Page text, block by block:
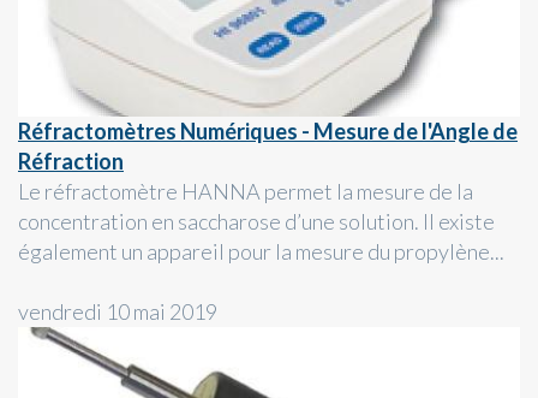
Réfractomètres Numériques - Mesure de l'Angle de
Réfraction
Le réfractomètre HANNA permet la mesure de la
concentration en saccharose d’une solution. Il existe
également un appareil pour la mesure du propylène...
vendredi 10 mai 2019